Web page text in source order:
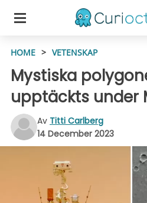
HOME > VETENSKAP
Mystiska
upptäckts under
Av Titti Carlberg
14 December 2023